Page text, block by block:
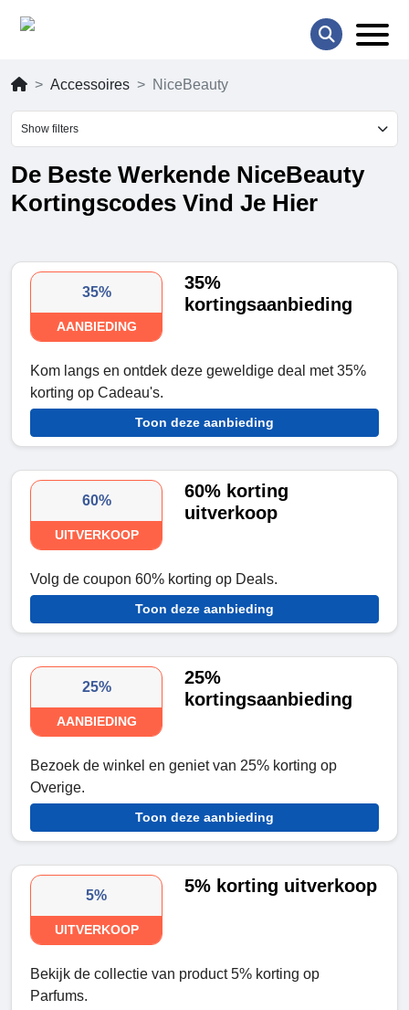
Accessoires NiceBeauty
Show filters
De Beste Werkende NiceBeauty
Kortingscodes Vind Je Hier
35%
AANBIEDING
35%
kortingsaanbieding
Kom langs en ontdek deze geweldige deal met 35%
korting op Cadeau's.
Toon deze aanbieding
60%
UITVERKOOP
60% korting
uitverkoop
Volg de coupon 60% korting op Deals.
Toon deze aanbieding
25%
AANBIEDING
25%
kortingsaanbieding
Bezoek de winkel en geniet van 25% korting op
Overige.
Toon deze aanbieding
5%
UITVERKOOP
5% korting uitverkoop
Bekijk de collectie van product 5% korting op
Parfums.